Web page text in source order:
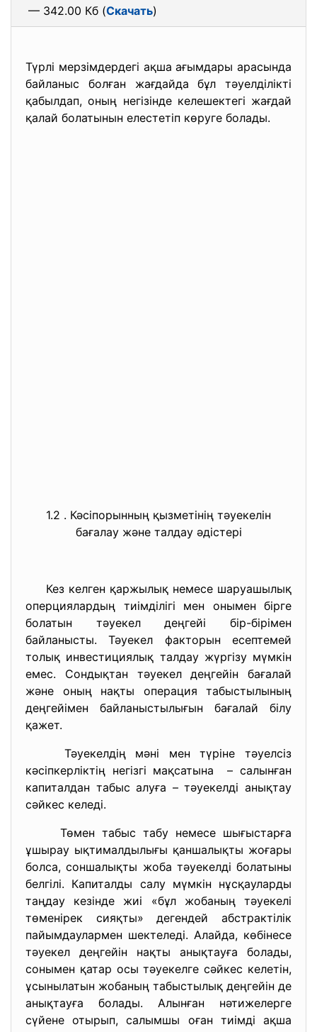
— 342.00 Кб (Скачать)
Түрлі мерзімдердегі ақша ағымдары арасында
байланыс болған жағдайда бұл тәуелділікті
қабылдап, оның негізінде келешектегі жағдай
қалай болатынын елестетіп көруге болады.
1.2 . Кәсіпорынның қызметінің тәуекелін
бағалау және талдау әдістері
Кез келген қаржылық немесе шаруашылық
оперциялардың тиімділігі мен онымен бірге
болатын тәуекел деңгейі бір-бірімен
байланысты. Тәуекел факторын есептемей
толық инвестициялық талдау жүргізу мүмкін
емес. Сондықтан тәуекел деңгейін бағалай
және оның нақты операция табыстылының
деңгейімен байланыстылығын бағалай білу
қажет.
Тәуекелдің мәні мен түріне тәуелсіз
кәсіпкерліктің негізгі мақсатына – салынған
капиталдан табыс алуға – тәуекелді анықтау
сәйкес келеді.
Төмен табыс табу немесе шығыстарға
ұшырау ықтималдылығы қаншалықты жоғары
болса, соншалықты жоба тәуекелді болатыны
белгілі. Капиталды салу мүмкін нұсқауларды
таңдау кезінде жиі «бұл жобаның тәуекелі
төменірек сияқты» дегендей абстрактілік
пайымдаулармен шектеледі. Алайда, көбінесе
тәуекел деңгейін нақты анықтауға болады,
сонымен қатар осы тәуекелге сәйкес келетін,
ұсынылатын жобаның табыстылық деңгейін де
анықтауға болады. Алынған нәтижелерге
сүйене отырып, салымшы оған тиімді ақша